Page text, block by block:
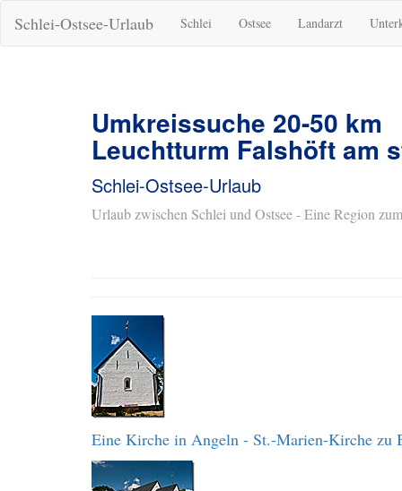
Schlei-Ostsee-Urlaub Schlei Ostsee Landarzt
Umkreissuche 20-50 km
Leuchtturm Falshöft am
Schlei-Ostsee-Urlaub
Urlaub zwischen Schlei und Ostsee - Eine Region
Eine Kirche in Angeln - St.-Marien-Kirche zu